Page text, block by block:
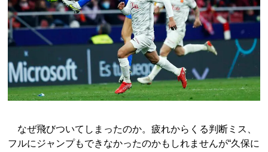
なぜ飛びついてしまったのか。疲れからくる判断ミス、
フルにジャンプもできなかったのかもしれませんが“久保に